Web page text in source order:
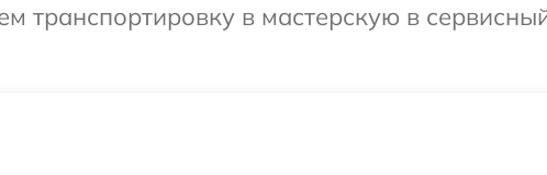
транспортировку в мастерскую в